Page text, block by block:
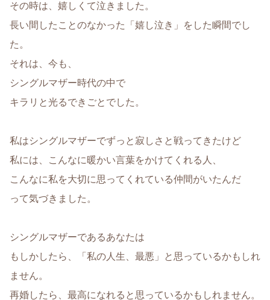
その時は、嬉しくて泣きました。
長い間したことのなかった「嬉し泣き」をした瞬間でし
た。
それは、今も、
シングルマザー時代の中で
キラリと光るできごとでした。
私はシングルマザーでずっと寂しさと戦ってきたけど
私には、こんなに暖かい言葉をかけてくれる人、
こんなに私を大切に思ってくれている仲間がいたんだ
って気づきました。
シングルマザーであるあなたは
もしかしたら、「私の人生、最悪」と思っているかもしれ
ません。
再婚したら、最高になれると思っているかもしれません。